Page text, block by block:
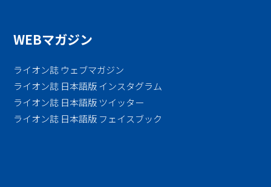
WEBマガジン
ライオン誌 ウェブマガジン
ライオン誌 日本語版 インスタグラム
ライオン誌 日本語版 ツイッター
ライオン誌 日本語版 フェイスブック